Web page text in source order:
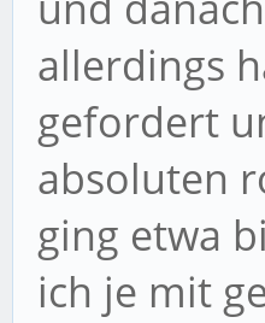
allerdings
gefordert
absoluten
ging etwa
ich je mit